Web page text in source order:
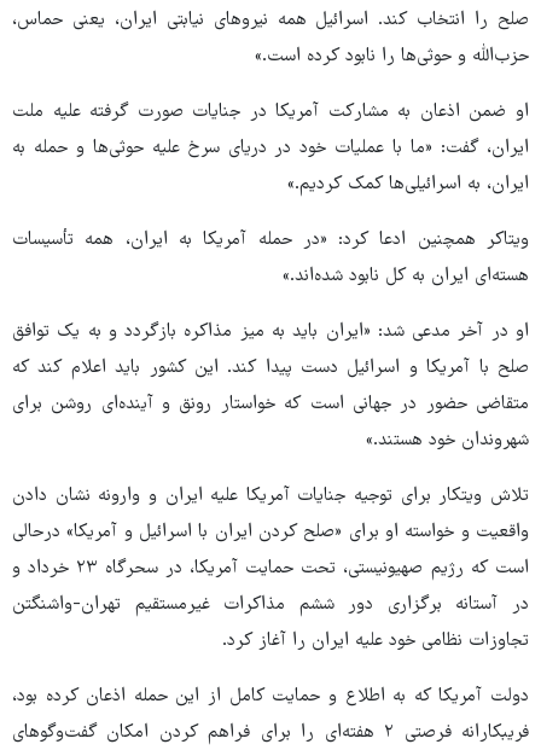
صلح را انتخاب کند. اسرائیل همه نیروهای نیابتی ایران، یعنی حماس،
حزب‌الله و حوثی‌ها را نابود کرده است.»
او ضمن اذعان به مشارکت آمریکا در جنایات صورت گرفته علیه ملت
ایران، گفت: «ما با عملیات خود در دریای سرخ علیه حوثی‌ها و حمله به
ایران، به اسرائیلی‌ها کمک کردیم.»
ویتاکر همچنین ادعا کرد: «در حمله آمریکا به ایران، همه تأسیسات
هسته‌ای ایران به کل نابود شده‌اند.»
او در آخر مدعی شد: «ایران باید به میز مذاکره بازگردد و به یک توافق
صلح با آمریکا و اسرائیل دست پیدا کند. این کشور باید اعلام کند که
متقاضی حضور در جهانی است که خواستار رونق و آینده‌ای روشن برای
شهروندان خود هستند.»
تلاش ویتکار برای توجیه جنایات آمریکا علیه ایران و وارونه نشان دادن
واقعیت و خواسته او برای «صلح کردن ایران با اسرائیل و آمریکا» درحالی
است که رژیم صهیونیستی، تحت حمایت آمریکا، در سحرگاه ۲۳ خرداد و
در آستانه برگزاری دور ششم مذاکرات غیرمستقیم تهران-واشنگتن
تجاوزات نظامی خود علیه ایران را آغاز کرد.
دولت آمریکا که به اطلاع و حمایت کامل از این حمله اذعان کرده بود،
فریبکارانه فرصتی ۲ هفته‌ای را برای فراهم کردن امکان گفت‌وگوهای